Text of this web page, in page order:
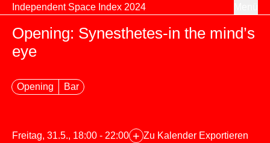
Zum Inhalt springen
Independent Space Index 2024
Opening: Synesthetes-in the mind’s
eye
Opening Bar
Freitag, 31.5., 18:00 - 22:00 + Zu Kalender Exportieren